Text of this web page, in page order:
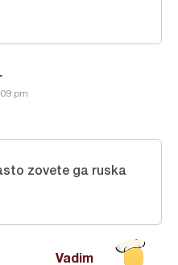
pm
Vadim
zovete ga ruska